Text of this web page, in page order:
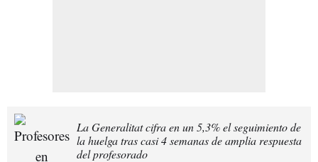
La Generalitat cifra en un 5,3% el seguimiento de
la huelga tras casi 4 semanas de amplia respuesta
del profesorado